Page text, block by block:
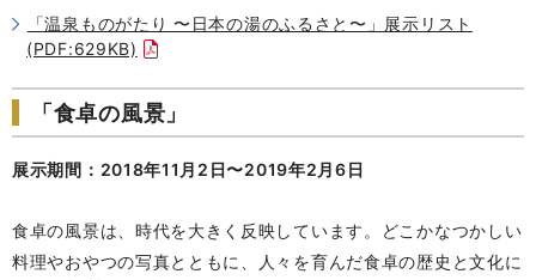
「温泉ものがたり 〜日本の湯のふるさと〜」展示リスト
(PDF:629KB)
「食卓の風景」
展示期間：2018年11月2日〜2019年2月6日
食卓の風景は、時代を大きく反映しています。どこかなつかしい
料理やおやつの写真とともに、人々を育んだ食卓の歴史と文化に